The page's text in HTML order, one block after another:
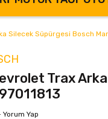
Silecek Süpürgesi Bosch
Trax
Yorum Yap